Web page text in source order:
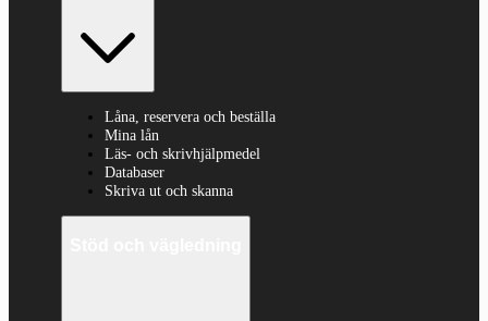
Låna, reservera och beställa
Mina lån
Läs- och skrivhjälpmedel
Databaser
Skriva ut och skanna